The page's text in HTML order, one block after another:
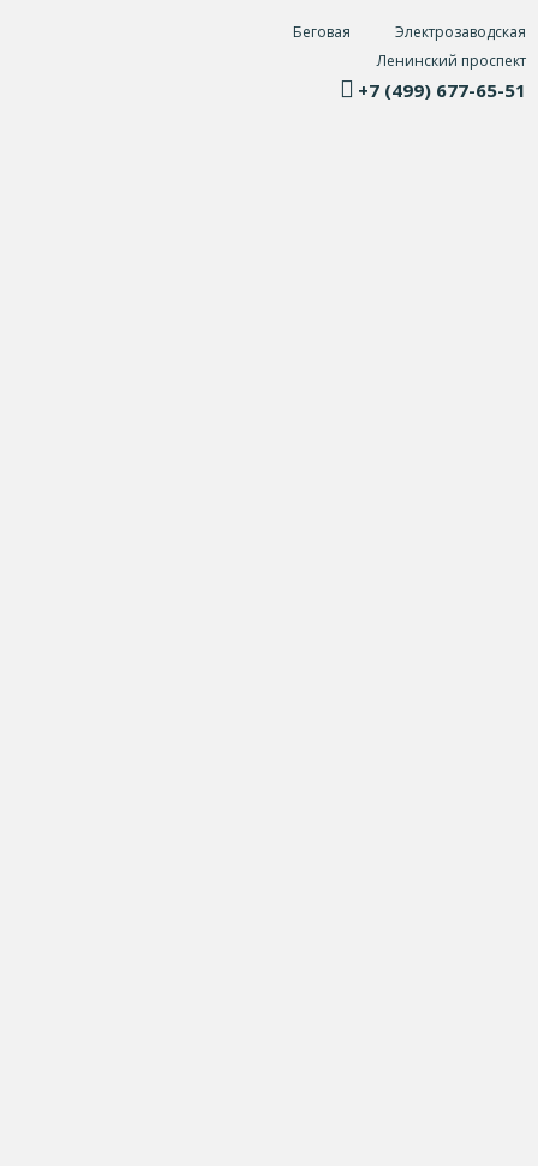
Беговая
Электрозаводская
Ленинский проспект
+7 (499) 677-65-51